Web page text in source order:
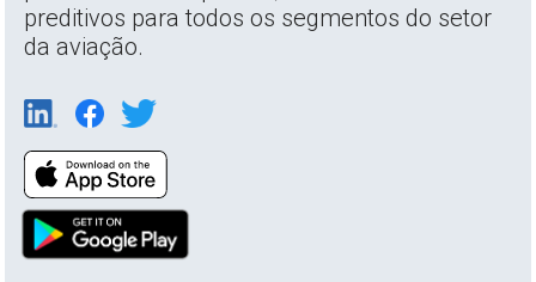
preditivos para todos os segmentos do setor
da aviação.